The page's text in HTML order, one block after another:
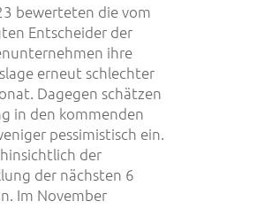
bewerteten die vom
Entscheider der
ihre
erneut schlechter
Dagegen schätzen
in den kommenden
pessimistisch ein.
der
der nächsten 6
Im November